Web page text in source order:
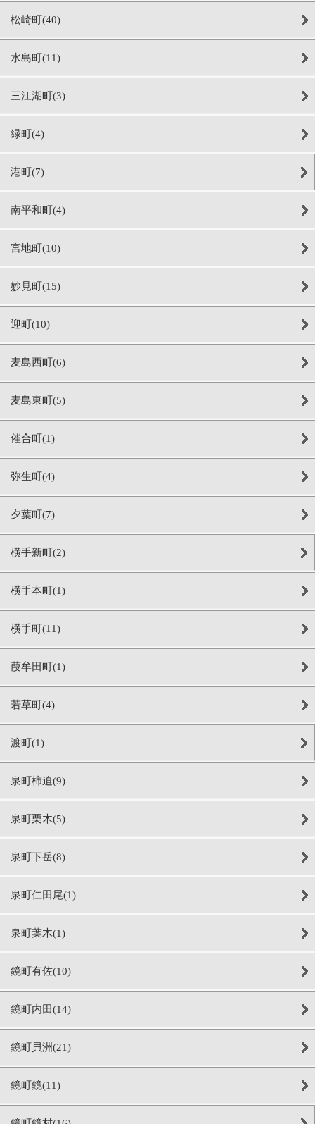
松崎町(40)
水島町(11)
三江湖町(3)
緑町(4)
港町(7)
南平和町(4)
宮地町(10)
妙見町(15)
迎町(10)
麦島西町(6)
麦島東町(5)
催合町(1)
弥生町(4)
夕葉町(7)
横手新町(2)
横手本町(1)
横手町(11)
葭牟田町(1)
若草町(4)
渡町(1)
泉町柿迫(9)
泉町栗木(5)
泉町下岳(8)
泉町仁田尾(1)
泉町葉木(1)
鏡町有佐(10)
鏡町内田(14)
鏡町貝洲(21)
鏡町鏡(11)